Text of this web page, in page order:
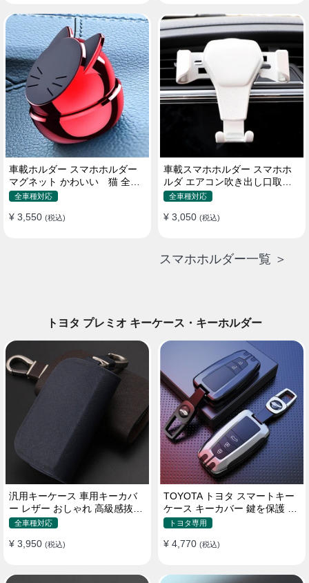
車載ホルダー スマホホルダー
マグネット かわいい 猫 全機
種 片手操作
全車種対応
¥ 3,550 (税込)
車載スマホホルダー スマホホ
ルダ エアコン吹き出し口取り
付け 全機種 可愛い アニメ
全車種対応
¥ 3,050 (税込)
スマホホルダー一覧 ＞
トヨタ プレミオ キーケース・キーホルダー
汎用キーケース 車用キーカバ
ー レザー おしゃれ 高級感抜群
ロゴオーダーメイド
全車種対応
¥ 3,950 (税込)
TOYOTA トヨタ スマートキー
ケース キーカバー 鍵を保護 汚
れ防止 滑り止め
トヨタ専用
¥ 4,770 (税込)